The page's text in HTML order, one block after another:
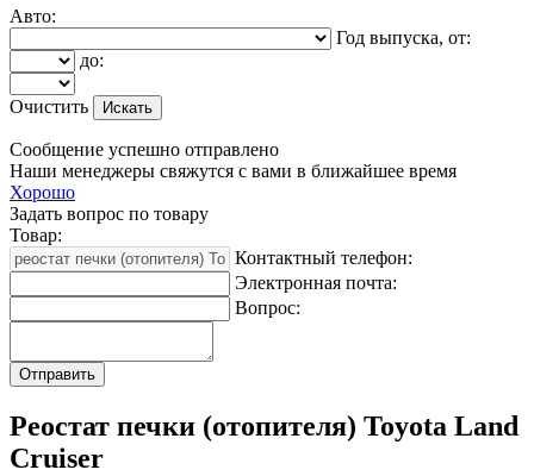
Авто:
Год выпуска, от:
до:
Очистить
Сообщение успешно отправлено
Наши менеджеры свяжутся с вами в ближайшее время
Хорошо
Задать вопрос по товару
Товар:
Контактный телефон:
Электронная почта:
Вопрос:
Реостат печки (отопителя) Toyota Land
Cruiser